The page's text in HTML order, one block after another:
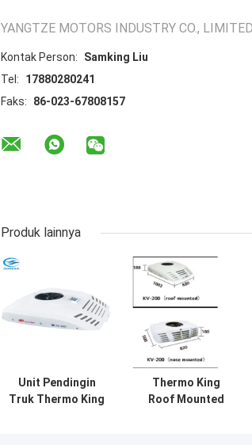
YANGTZE MOTORS INDUSTRY CO., LIMITED
Kontak Person:
Samking Liu
Tel:
17880280241
Faks:
86-023-67808157
Produk lainnya
Unit Pendingin
Truk Thermo King
Thermo King
Roof Mounted